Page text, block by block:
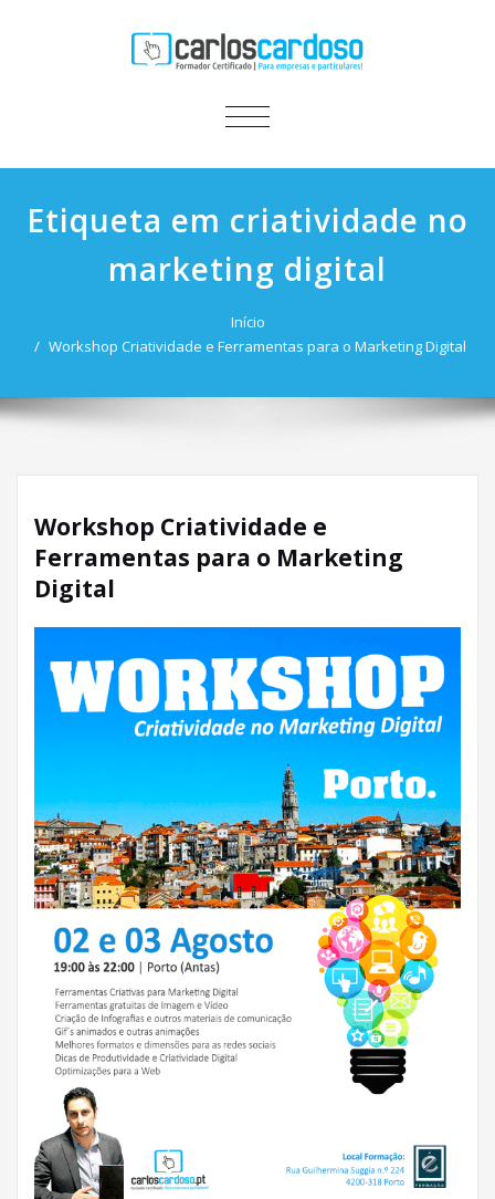
ALTERNAR
Etiqueta em criatividade no
marketing digital
Início
Workshop Criatividade e Ferramentas para o Marketing Digital
Workshop Criatividade e
Ferramentas para o Marketing
Digital